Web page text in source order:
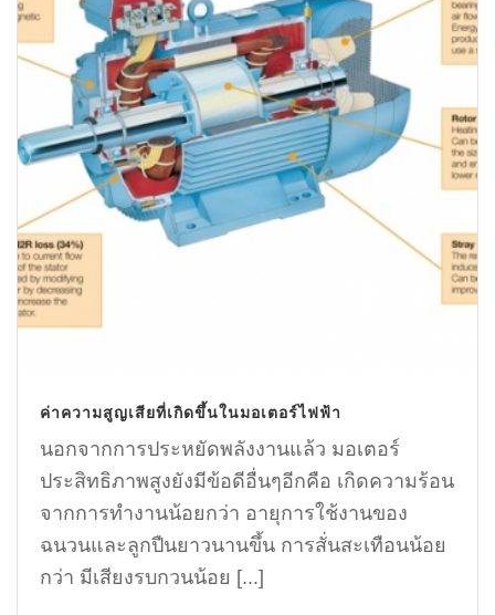
ค่าความสูญเสียที่เกิดขึ้นในมอเตอร์ไฟฟ้า
นอกจากการประหยัดพลังงานแล้ว มอเตอร์
ประสิทธิภาพสูงยังมีข้อดีอื่นๆอีกคือ เกิดความร้อน
จากการทำงานน้อยกว่า อายุการใช้งานของ
ฉนวนและลูกปืนยาวนานขึ้น การสั่นสะเทือนน้อย
กว่า มีเสียงรบกวนน้อย [...]